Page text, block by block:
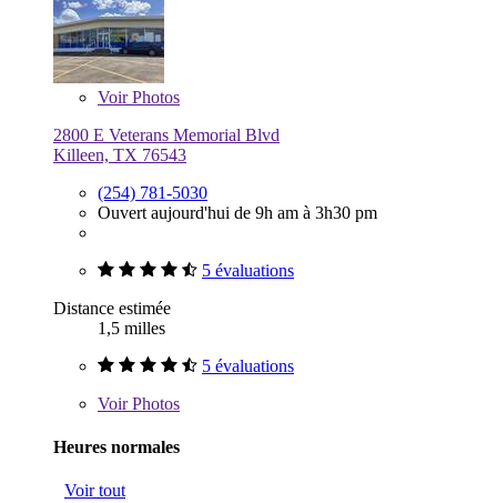
VoirPhotos
2800 E Veterans Memorial Blvd
Killeen, TX 76543
(254) 781-5030
Ouvert aujourd'hui de 9h am à 3h30 pm
5 évaluations
Distance estimée
1,5 milles
5 évaluations
VoirPhotos
Heures normales
Voir tout